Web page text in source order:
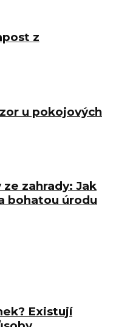
z
u pokojových
zahrady: Jak
bohatou úrodu
Existují